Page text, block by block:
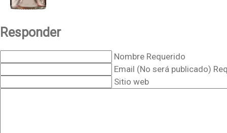
Responder
Nombre Requerido
Email (No será publicado)
Sitio web